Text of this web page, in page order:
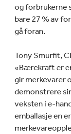
og forbrukerne
bare 27 % av
gå foran.
Tony Smurfit,
«Bærekraft er
gir merkevarer
demonstrere
veksten i e-
emballasje en